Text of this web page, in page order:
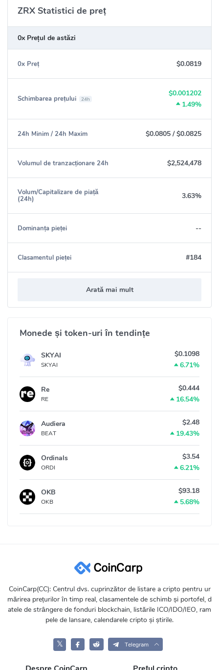
ZRX Statistici de preț
0x Prețul de astăzi
0x Preț $0.0819
Schimbarea prețului 24h
$0.001202
1.49%
24h Minim / 24h Maxim $0.0805 /$0.0825
Volumul de tranzacționare 24h $2,524,478
Volum/Capitalizare de piață
(24h) 3.63%
Dominanța pieței --
Clasamentul pieței #184
Arată mai mult
Monede și token-uri în tendințe
SKYAI
SKYAI
$0.1098
6.71%
Re
RE
$0.444
16.54%
Audiera
BEAT
$2.48
19.43%
Ordinals
ORDI
$3.54
6.21%
OKB
OKB
$93.18
5.68%
CoinCarp(CC): Centrul dvs. cuprinzător de listare a cripto pentru ur
mărirea prețurilor în timp real, clasamentele de schimb și portofel, d
atele de strângere de fonduri blockchain, listările ICO/IDO/IEO, ram
pele de lansare, calendarele cripto și știrile.
𝕏 Telegram